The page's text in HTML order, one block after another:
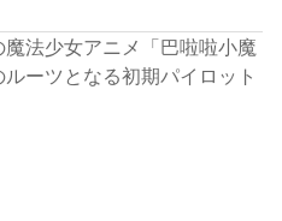
魔法少女アニメ「巴啦啦小魔
ルーツとなる初期パイロット